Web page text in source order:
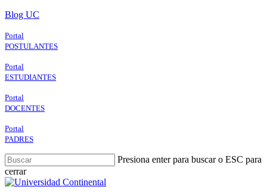
Skip
main
content
Blog UC
Portal
POSTULANTES
Portal
ESTUDIANTES
Portal
DOCENTES
Portal
PADRES
Presiona enter para buscar o ESC para
cerrar
Close